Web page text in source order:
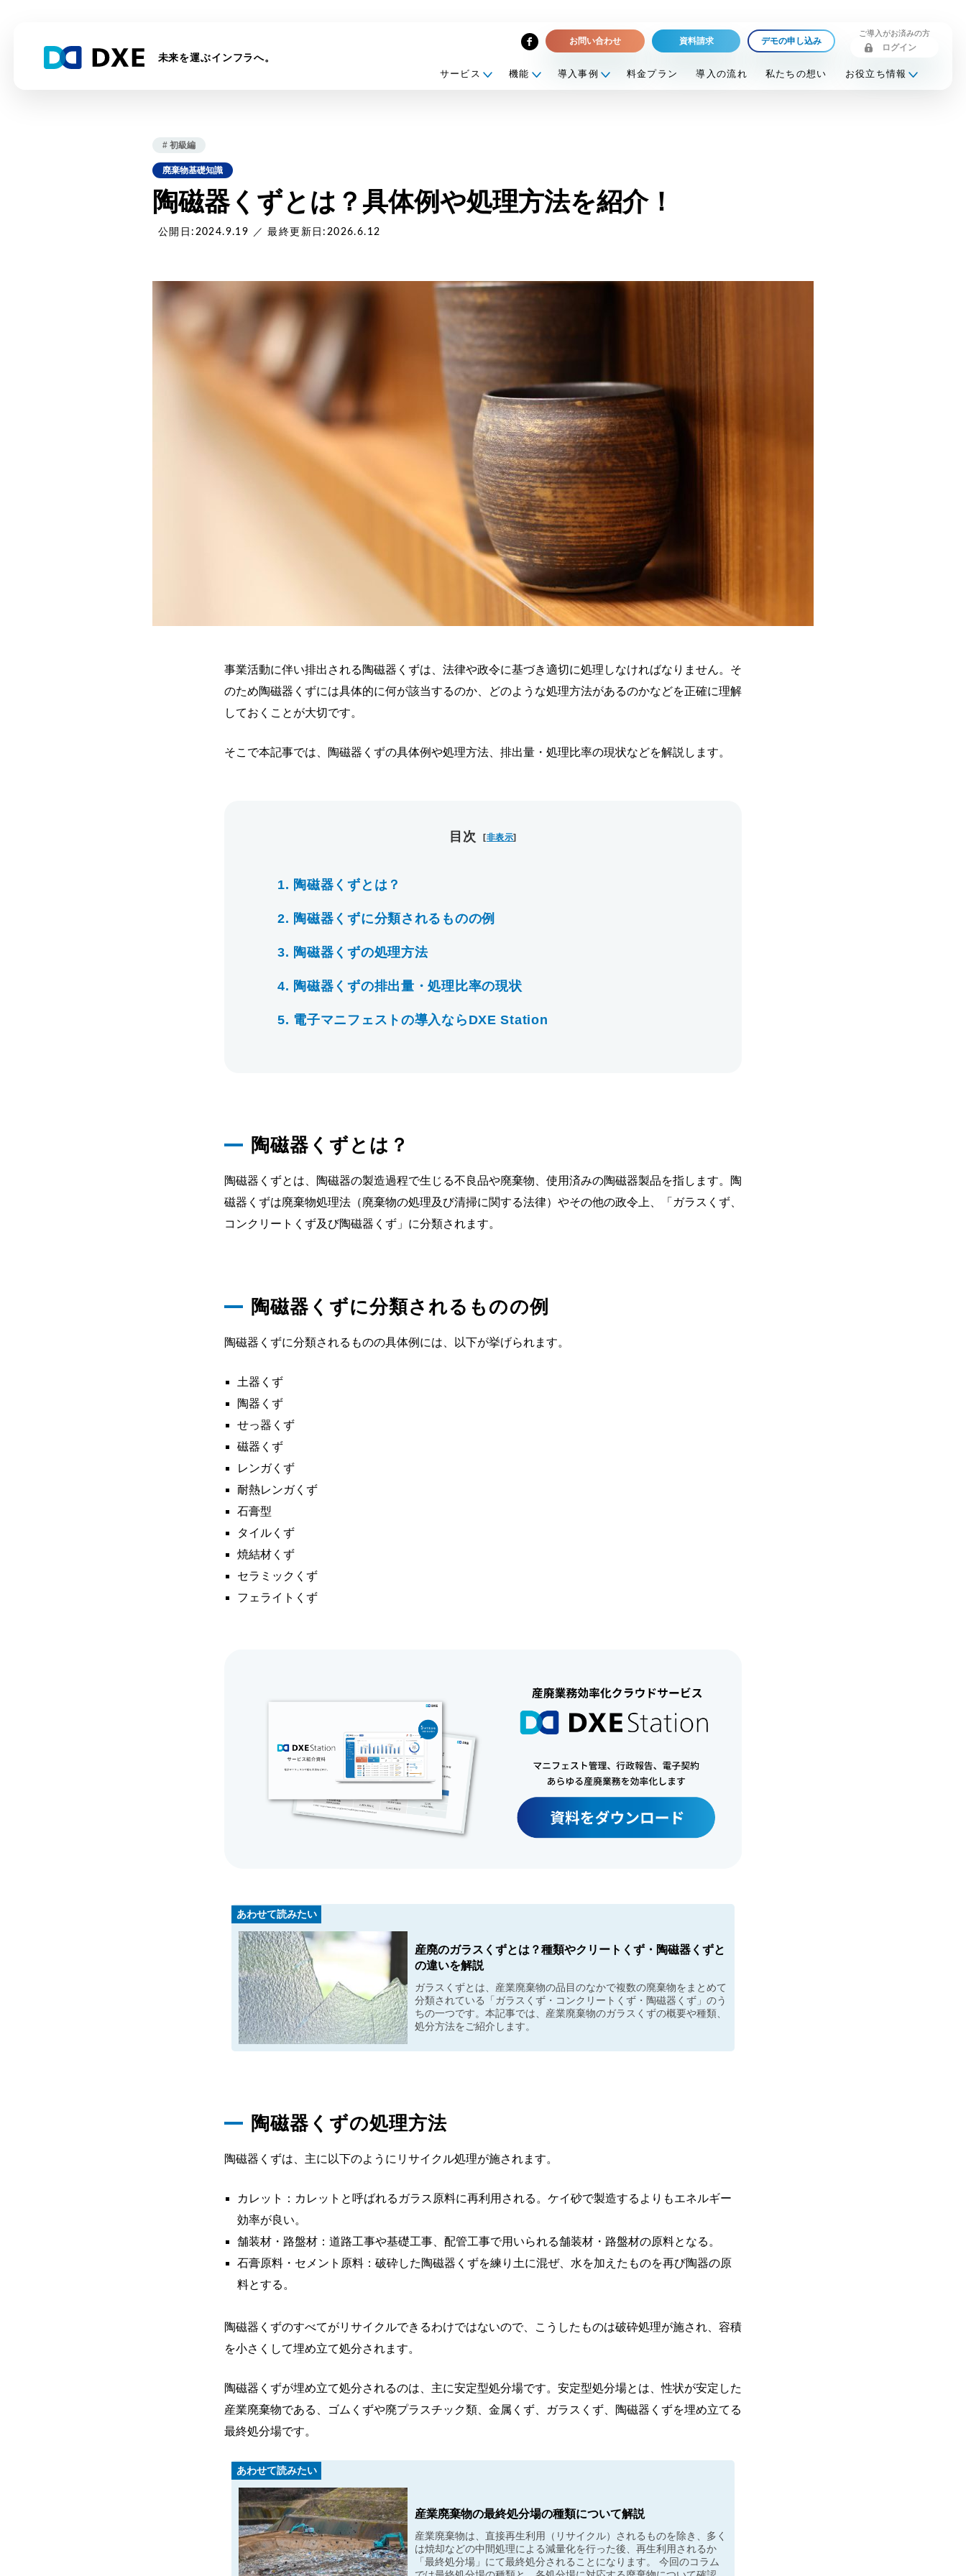
未来を運ぶインフラへ。
お問い合わせ 資料請求 デモの申し込み
ご導入がお済みの方
ログイン
サービス 機能 導入事例 料金プラン 導入の流れ 私たちの想い お役立ち情報
# 初級編
廃棄物基礎知識
陶磁器くずとは？具体例や処理方法を紹介！
公開日:2024.9.19 ／ 最終更新日:2026.6.12
事業活動に伴い排出される陶磁器くずは、法律や政令に基づき適切に処理しなければなりません。そ
のため陶磁器くずには具体的に何が該当するのか、どのような処理方法があるのかなどを正確に理解
しておくことが大切です。
そこで本記事では、陶磁器くずの具体例や処理方法、排出量・処理比率の現状などを解説します。
目次 [非表示]
1. 陶磁器くずとは？
2. 陶磁器くずに分類されるものの例
3. 陶磁器くずの処理方法
4. 陶磁器くずの排出量・処理比率の現状
5. 電子マニフェストの導入ならDXE Station
陶磁器くずとは？
陶磁器くずとは、陶磁器の製造過程で生じる不良品や廃棄物、使用済みの陶磁器製品を指します。陶
磁器くずは廃棄物処理法（廃棄物の処理及び清掃に関する法律）やその他の政令上、「ガラスくず、
コンクリートくず及び陶磁器くず」に分類されます。
陶磁器くずに分類されるものの例
陶磁器くずに分類されるものの具体例には、以下が挙げられます。
土器くず
陶器くず
せっ器くず
磁器くず
レンガくず
耐熱レンガくず
石膏型
タイルくず
焼結材くず
セラミックくず
フェライトくず
あわせて読みたい
産廃のガラスくずとは？種類やクリートくず・陶磁器くずと
の違いを解説
ガラスくずとは、産業廃棄物の品目のなかで複数の廃棄物をまとめて
分類されている「ガラスくず・コンクリートくず・陶磁器くず」のう
ちの一つです。本記事では、産業廃棄物のガラスくずの概要や種類、
処分方法をご紹介します。
陶磁器くずの処理方法
陶磁器くずは、主に以下のようにリサイクル処理が施されます。
カレット：カレットと呼ばれるガラス原料に再利用される。ケイ砂で製造するよりもエネルギー
効率が良い。
舗装材・路盤材：道路工事や基礎工事、配管工事で用いられる舗装材・路盤材の原料となる。
石膏原料・セメント原料：破砕した陶磁器くずを練り土に混ぜ、水を加えたものを再び陶器の原
料とする。
陶磁器くずのすべてがリサイクルできるわけではないので、こうしたものは破砕処理が施され、容積
を小さくして埋め立て処分されます。
陶磁器くずが埋め立て処分されるのは、主に安定型処分場です。安定型処分場とは、性状が安定した
産業廃棄物である、ゴムくずや廃プラスチック類、金属くず、ガラスくず、陶磁器くずを埋め立てる
最終処分場です。
あわせて読みたい
産業廃棄物の最終処分場の種類について解説
産業廃棄物は、直接再生利用（リサイクル）されるものを除き、多く
は焼却などの中間処理による減量化を行った後、再生利用されるか
「最終処分場」にて最終処分されることになります。 今回のコラム